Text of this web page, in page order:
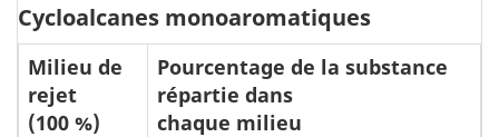
Cycloalcanes monoaromatiques
Milieu de
rejet
(100 %)
Pourcentage de la substance
répartie dans
chaque milieu